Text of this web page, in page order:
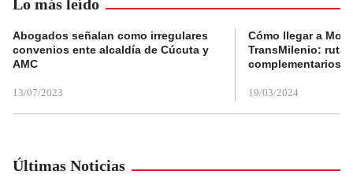
Lo más leído
Abogados señalan como irregulares
convenios ente alcaldía de Cúcuta y
AMC
13/07/2023
Cómo llegar a
TransMilenio:
complementarios
19/03/2024
Últimas Noticias